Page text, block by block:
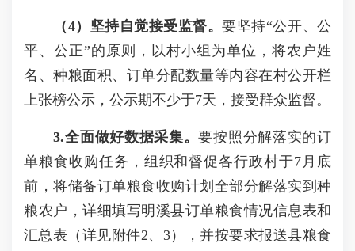
（4）坚持自觉接受监督。要坚持“公开、公
平、公正”的原则，以村小组为单位，将农户姓
名、种粮面积、订单分配数量等内容在村公开栏
上张榜公示，公示期不少于7天，接受群众监督。
3.全面做好数据采集。要按照分解落实的订
单粮食收购任务，组织和督促各行政村于7月底
前，将储备订单粮食收购计划全部分解落实到种
粮农户，详细填写明溪县订单粮食情况信息表和
汇总表（详见附件2、3），并按要求报送县粮食